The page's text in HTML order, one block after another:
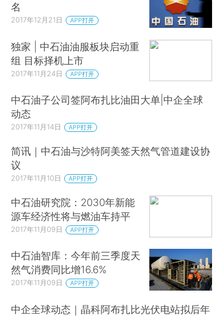
名
2017年12月21日 APP打开
独家 | 中石油油服板块启动重
组 目标择机上市
2017年11月24日 APP打开
中石油子公司签阿布扎比油田大单|中企全球
动态
2017年11月14日 APP打开
简讯｜中石油与沙特阿美签天然气管道建设协
议
2017年11月10日 APP打开
中石油研究院：2030年新能
源车经济性将与燃油车持平
2017年11月09日 APP打开
中石油智库：今年前三季度天
然气消费同比增16.6%
2017年11月09日 APP打开
中企全球动态｜晶科阿布扎比光伏电站拟后年